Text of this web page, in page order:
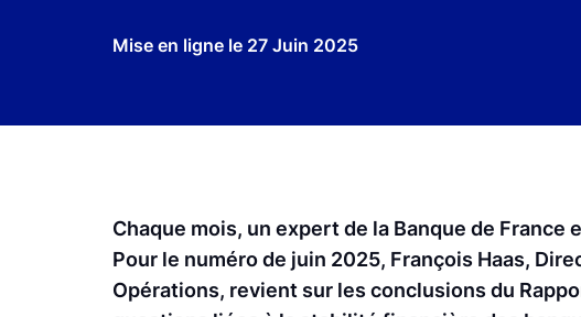
Mise en ligne le 27 Juin 2025
Chaque mois, un expert de la Banque de
Pour le numéro de juin 2025, François Haas,
Opérations, revient sur les conclusions du